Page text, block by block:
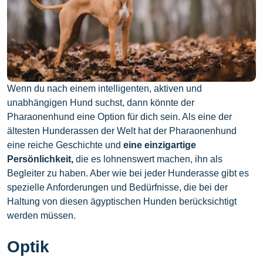
Wenn du nach einem intelligenten, aktiven und
unabhängigen Hund suchst, dann könnte der
Pharaonenhund eine Option für dich sein. Als eine der
ältesten Hunderassen der Welt hat der Pharaonenhund
eine reiche Geschichte und eine einzigartige
Persönlichkeit, die es lohnenswert machen, ihn als
Begleiter zu haben. Aber wie bei jeder Hunderasse gibt es
spezielle Anforderungen und Bedürfnisse, die bei der
Haltung von diesen ägyptischen Hunden berücksichtigt
werden müssen.
Optik